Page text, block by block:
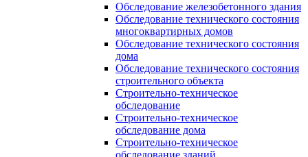
Обследование железобетонного здания
Обследование технического состояния
многоквартирных домов
Обследование технического состояния
дома
Обследование технического состояния
строительного объекта
Строительно-техническое
обследование
Строительно-техническое
обследование дома
Строительно-техническое